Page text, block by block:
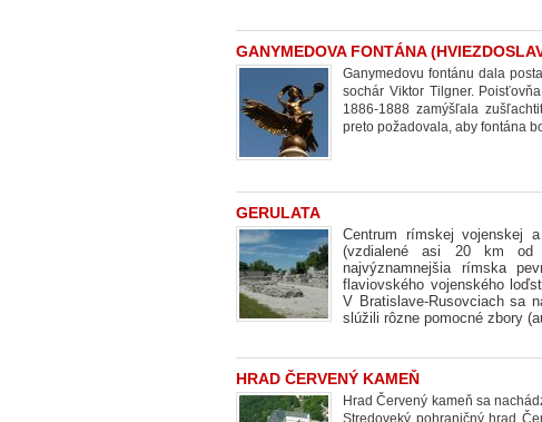
GANYMEDOVA FONTÁNA
Ganymedovu fontánu dala
sochár Viktor Tilgner.
1886-1888 zamýšľala
preto požadovala, aby fontána
GERULATA
Centrum rímskej vojenskej
(vzdialené asi 20 km od
najvýznamnejšia rímska
flaviovského vojenského
V Bratislave-Rusovciach sa
slúžili rôzne pomocné zbory
HRAD ČERVENÝ KAMEŇ
Hrad Červený kameň sa
Stredoveký pohraničný hrad